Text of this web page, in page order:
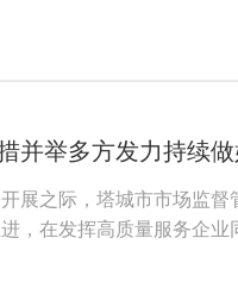
并举多方发力持续
展之际，塔城市市场监
，在发挥高质量服务企